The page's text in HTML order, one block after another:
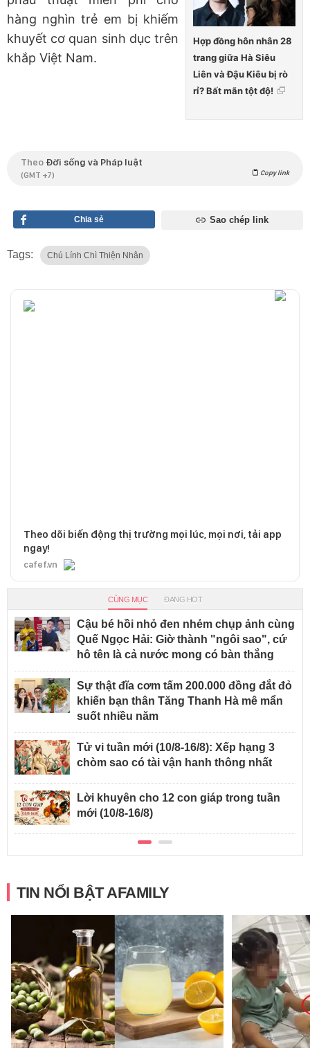
Hợp đồng hôn nhân 28
trang giữa Hà Siêu
Liên và Đậu Kiêu bị rò
rỉ? Bất mãn tột độ!
hàng nghìn trẻ em bị khiếm
khuyết cơ quan sinh dục trên
khắp Việt Nam.
Theo Đời sống và Pháp luật
(GMT +7) Copy link
Chia sẻ Sao chép link
Tags: Chú Lính Chì Thiện Nhân
Theo dõi biến động thị trường mọi lúc, mọi nơi, tải app
ngay!
cafef.vn
CÙNG MỤC ĐANG HOT
Cậu bé hồi nhỏ đen nhẻm chụp ảnh cùng
Quế Ngọc Hải: Giờ thành "ngôi sao", cứ
hô tên là cả nước mong có bàn thắng
Sự thật đĩa cơm tấm 200.000 đồng đắt đỏ
khiến bạn thân Tăng Thanh Hà mê mẩn
suốt nhiều năm
Tử vi tuần mới (10/8-16/8): Xếp hạng 3
chòm sao có tài vận hanh thông nhất
Lời khuyên cho 12 con giáp trong tuần
mới (10/8-16/8)
TIN NỔI BẬT AFAMILY